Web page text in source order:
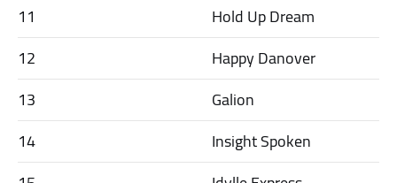
11
Hold Up Dream
12
Happy Danover
13
Galion
14
Insight Spoken